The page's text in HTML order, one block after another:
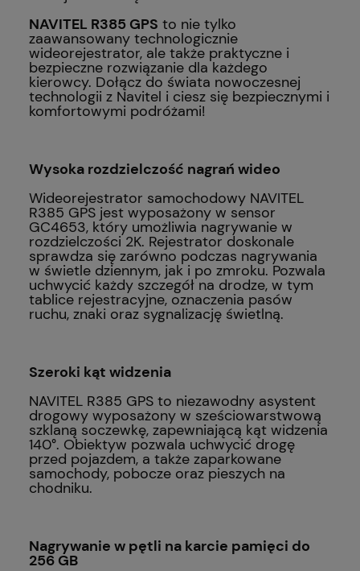
NAVITEL R385 GPS to nie tylko
zaawansowany technologicznie
wideorejestrator, ale także praktyczne i
bezpieczne rozwiązanie dla każdego
kierowcy. Dołącz do świata nowoczesnej
technologii z Navitel i ciesz się bezpiecznymi i
komfortowymi podróżami!
Wysoka rozdzielczość nagrań wideo
Wideorejestrator samochodowy NAVITEL
R385 GPS jest wyposażony w sensor
GC4653, który umożliwia nagrywanie w
rozdzielczości 2K. Rejestrator doskonale
sprawdza się zarówno podczas nagrywania
w świetle dziennym, jak i po zmroku. Pozwala
uchwycić każdy szczegół na drodze, w tym
tablice rejestracyjne, oznaczenia pasów
ruchu, znaki oraz sygnalizację świetlną.
Szeroki kąt widzenia
NAVITEL R385 GPS to niezawodny asystent
drogowy wyposażony w sześciowarstwową
szklaną soczewkę, zapewniającą kąt widzenia
140°. Obiektyw pozwala uchwycić drogę
przed pojazdem, a także zaparkowane
samochody, pobocze oraz pieszych na
chodniku.
Nagrywanie w pętli na karcie pamięci do
256 GB